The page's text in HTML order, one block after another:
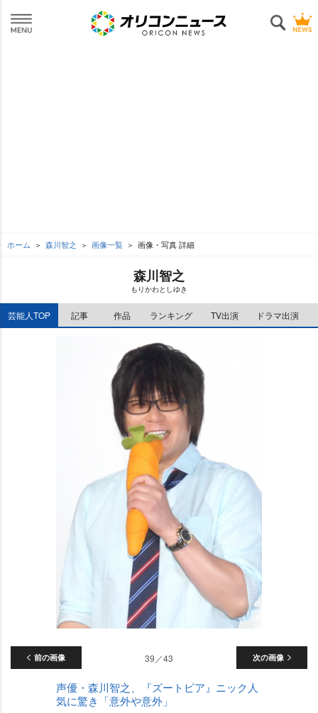
ホーム 森川智之 画像一覧 画像・写真 詳細
森川智之
もりかわとしゆき
芸能人TOP 記事 作品 ランキング TV出演 ドラマ出演
前の画像 次の画像
39／43
声優・森川智之、『ズートピア』ニック人
気に驚き「意外や意外」